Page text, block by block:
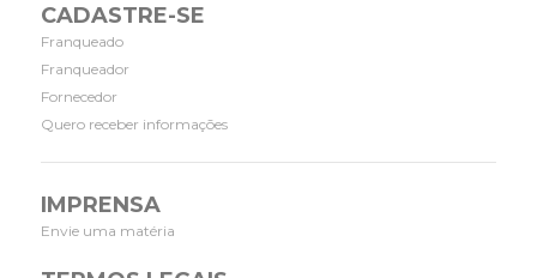
CADASTRE-SE
Franqueado
Franqueador
Fornecedor
Quero receber informações
IMPRENSA
Envie uma matéria